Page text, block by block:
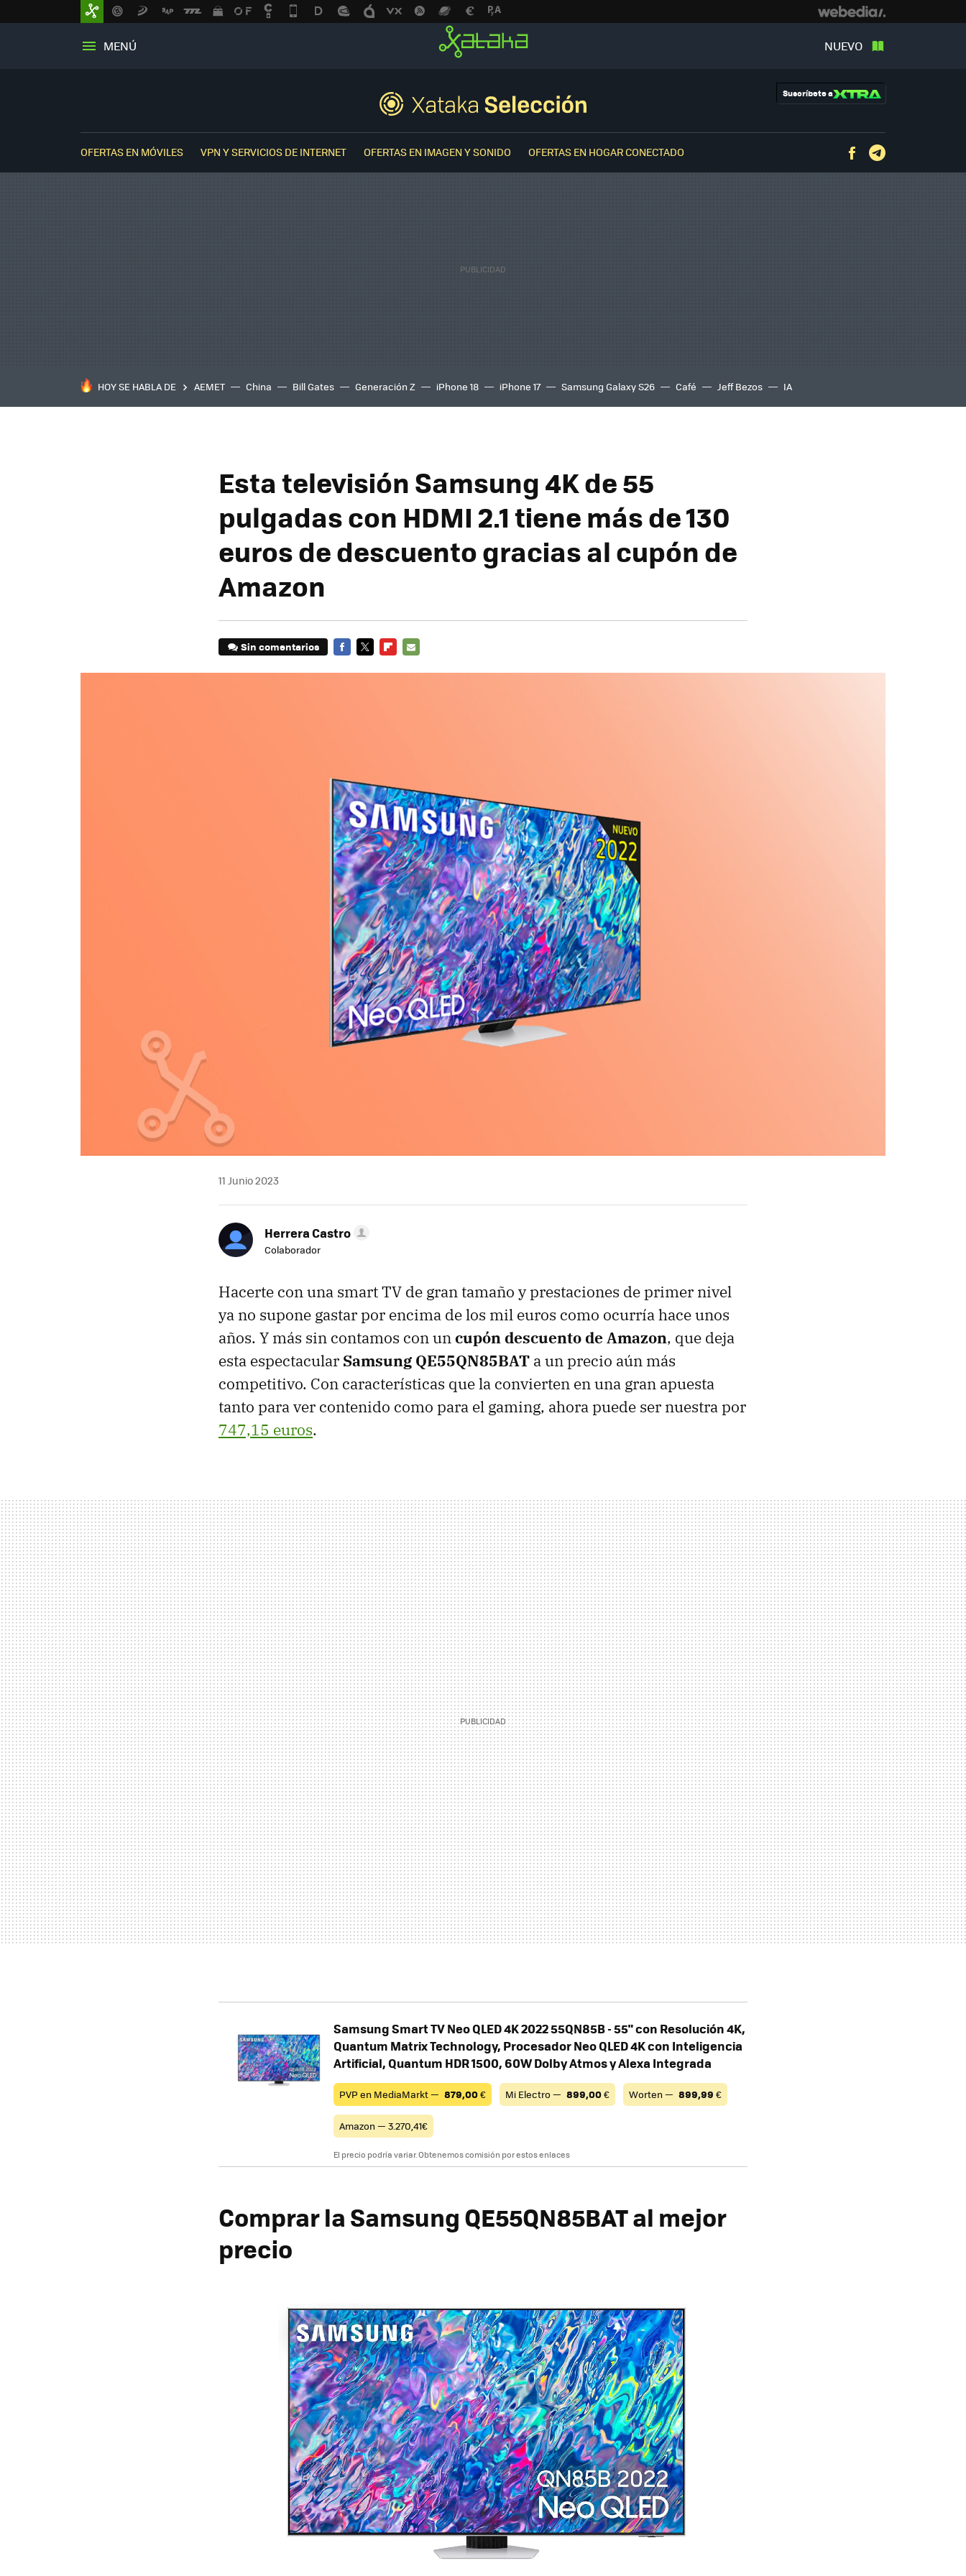
MENÚ NUEVO
Suscríbete a
OFERTAS EN MÓVILES VPN Y SERVICIOS DE INTERNET OFERTAS EN IMAGEN Y SONIDO OFERTAS EN HOGAR CONECTADO Facebook
HOY SE HABLA DE AEMET China Bill Gates Generación Z iPhone 18 iPhone 17 Samsung Galaxy S26 Café Jeff Bezos IA
Esta televisión Samsung 4K de 55
pulgadas con HDMI 2.1 tiene más de 130
euros de descuento gracias al cupón de
Amazon
Sin comentarios
11 Junio 2023
Herrera Castro
Colaborador
Hacerte con una smart TV de gran tamaño y prestaciones de primer nivel
ya no supone gastar por encima de los mil euros como ocurría hace unos
años. Y más sin contamos con uncupón descuento de Amazon, que deja
esta espectacular Samsung QE55QN85BAT a un precio aún más
competitivo. Con características que la convierten en una gran apuesta
tanto para ver contenido como para el gaming, ahora puede ser nuestra por
747,15 euros.
Samsung Smart TV Neo QLED 4K 2022 55QN85B - 55" con Resolución 4K,
Quantum Matrix Technology, Procesador Neo QLED 4K con Inteligencia
Artificial, Quantum HDR 1500, 60W Dolby Atmos y Alexa Integrada
PVP en MediaMarkt — 879,00€ Mi Electro — 899,00€ Worten — 899,99 €
Amazon — 3.270,41€
El precio podría variar. Obtenemos comisión por estos enlaces
Comprar la Samsung QE55QN85BAT al mejor
precio